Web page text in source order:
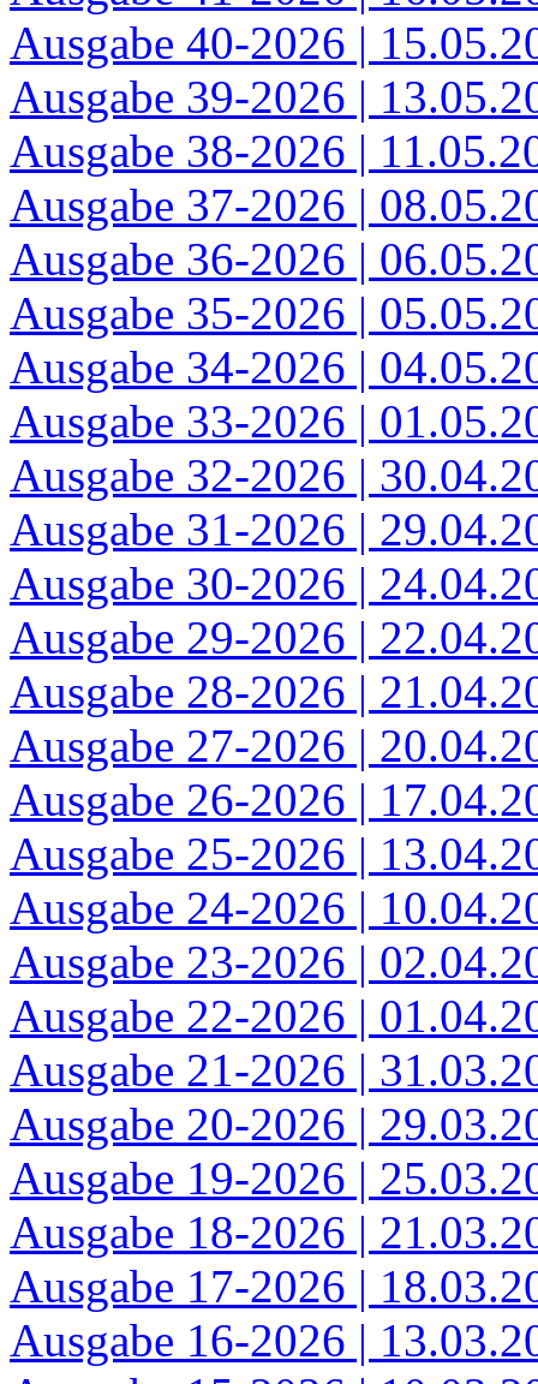
Ausgabe 40-2026 |
Ausgabe 39-2026 |
Ausgabe 38-2026 |
Ausgabe 37-2026 |
Ausgabe 36-2026 |
Ausgabe 35-2026 |
Ausgabe 34-2026 |
Ausgabe 33-2026 |
Ausgabe 32-2026 |
Ausgabe 31-2026 |
Ausgabe 30-2026 |
Ausgabe 29-2026 |
Ausgabe 28-2026 |
Ausgabe 27-2026 |
Ausgabe 26-2026 |
Ausgabe 25-2026 |
Ausgabe 24-2026 |
Ausgabe 23-2026 |
Ausgabe 22-2026 |
Ausgabe 21-2026 |
Ausgabe 20-2026 |
Ausgabe 19-2026 |
Ausgabe 18-2026 |
Ausgabe 17-2026 |
Ausgabe 16-2026 |